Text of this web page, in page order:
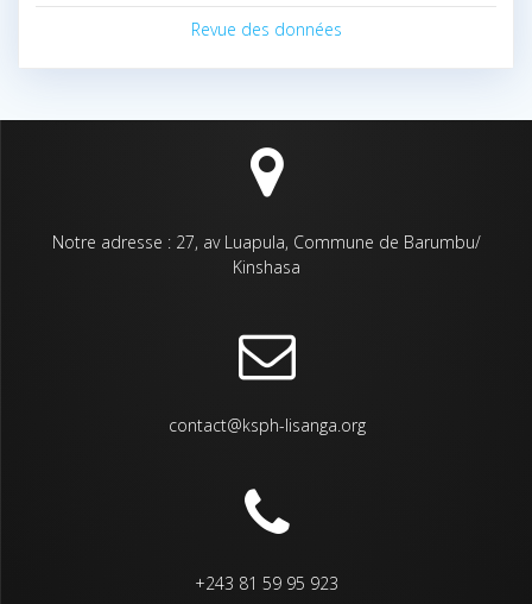
Revue des données
Notre adresse : 27, av Luapula, Commune de Barumbu/
Kinshasa
contact@ksph-lisanga.org
+243 81 59 95 923